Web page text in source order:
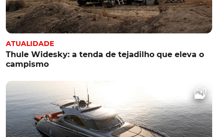
ATUALIDADE
Thule Widesky: a tenda de tejadilho que eleva o
campismo